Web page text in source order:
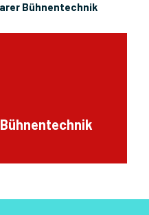
Bühnentechnik